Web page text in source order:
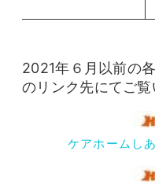
2021年６月以前の
のリンク先にてご覧
ケアホームし